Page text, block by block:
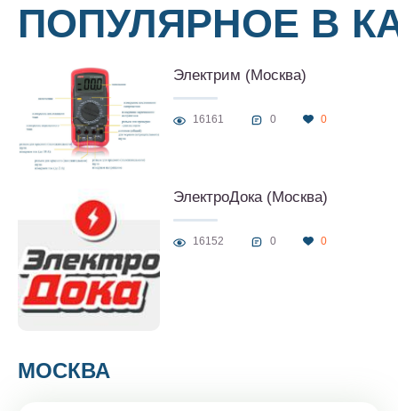
ПОПУЛЯРНОЕ В
Электрим (Москва)
16161 0 0
ЭлектроДока (Москва)
16152 0 0
МОСКВА